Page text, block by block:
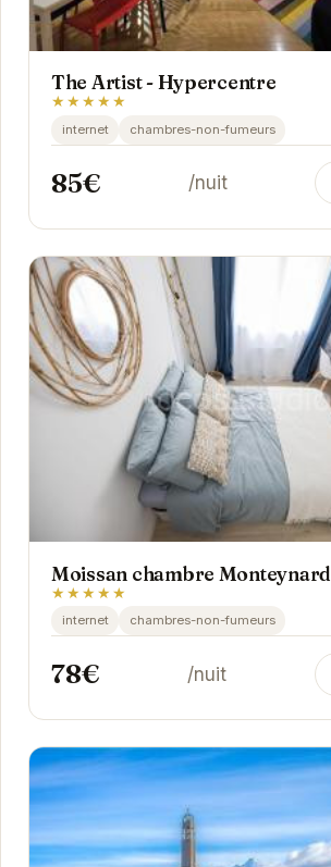
The Artist - Hypercentre
★★★★★
internet chambres-non-fumeurs
85€ /nuit
Moissan chambre Monteynard
★★★★★
internet chambres-non-fumeurs
78€ /nuit